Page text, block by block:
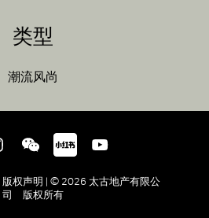
类型
潮流风尚
版权声明 | © 2026 太古地产有限公
司 版权所有